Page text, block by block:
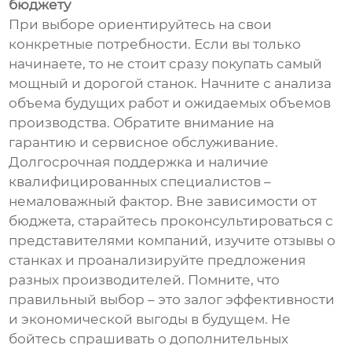
бюджету
При выборе ориентируйтесь на свои
конкретные потребности. Если вы только
начинаете, то не стоит сразу покупать самый
мощный и дорогой станок. Начните с анализа
объема будущих работ и ожидаемых объемов
производства. Обратите внимание на
гарантию и сервисное обслуживание.
Долгосрочная поддержка и наличие
квалифицированных специалистов –
немаловажный фактор. Вне зависимости от
бюджета, старайтесь проконсультироваться с
представителями компаний, изучите отзывы о
станках и проанализируйте предложения
разных производителей. Помните, что
правильный выбор – это залог эффективности
и экономической выгоды в будущем. Не
бойтесь спрашивать о дополнительных